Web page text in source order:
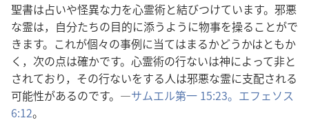
聖書は占いや怪異な力を心霊術と結びつけています。邪悪
な霊は，自分たちの目的に添うように物事を操ることがで
きます。これが個々の事例に当てはまるかどうかはともか
く，次の点は確かです。心霊術の行ないは神によって非と
されており，その行ないをする人は邪悪な霊に支配される
可能性があるのです。―サムエル第一 15:23。 エフェソス
6:12。